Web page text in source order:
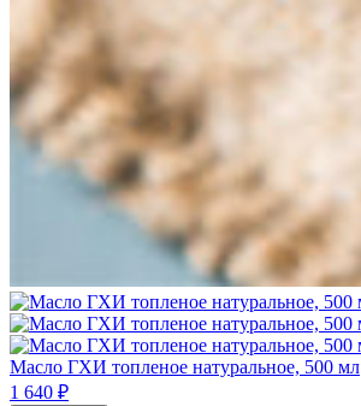
Масло ГХИ топленое натуральное, 500 мл
1 640 ₽